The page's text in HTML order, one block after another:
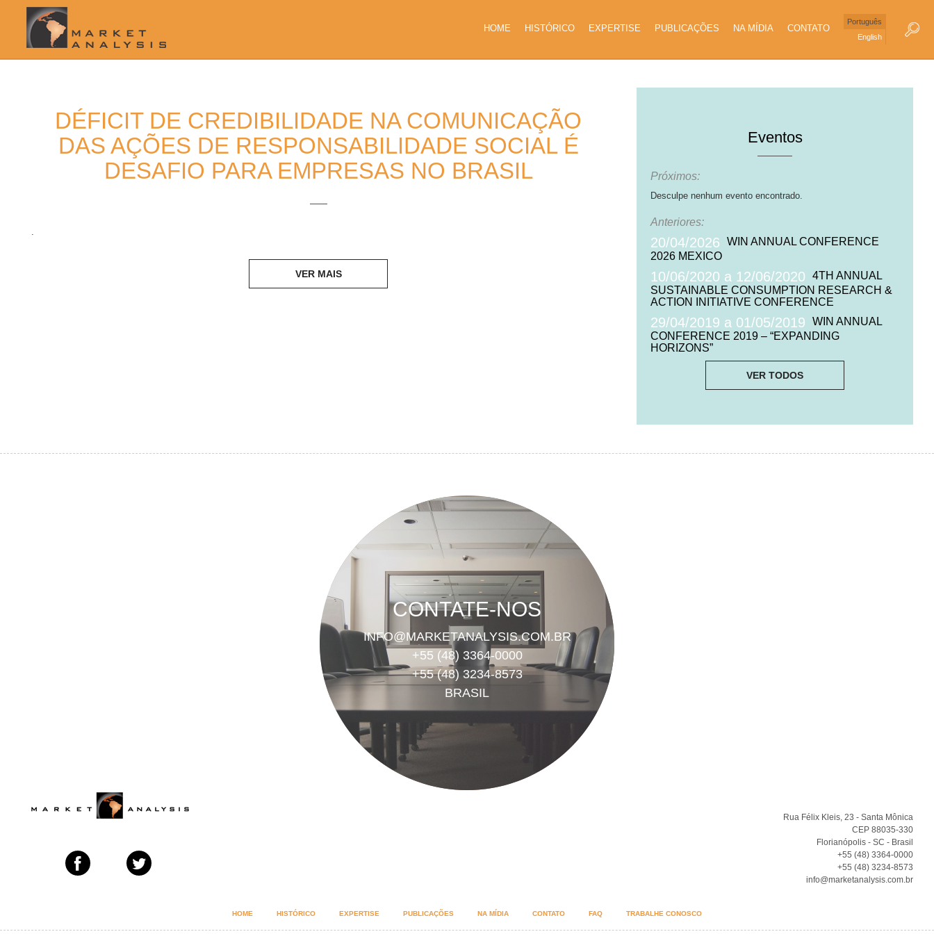
Português
English
HOME HISTÓRICO EXPERTISE PUBLICAÇÕES NA MÍDIA CONTATO
DÉFICIT DE CREDIBILIDADE NA COMUNICAÇÃO
DAS AÇÕES DE RESPONSABILIDADE SOCIAL É
DESAFIO PARA EMPRESAS NO BRASIL
.
VER MAIS
Eventos
Próximos:
Desculpe nenhum evento encontrado.
Anteriores:
20/04/2026
WIN ANNUAL CONFERENCE
2026 MEXICO
10/06/2020 a 12/06/2020
4TH ANNUAL
SUSTAINABLE CONSUMPTION RESEARCH &
ACTION INITIATIVE CONFERENCE
29/04/2019 a 01/05/2019
WIN ANNUAL
CONFERENCE 2019 – “EXPANDING
HORIZONS”
VER TODOS
CONTATE-NOS
INFO@MARKETANALYSIS.COM.BR
+55 (48) 3364-0000
+55 (48) 3234-8573
BRASIL
Rua Félix Kleis, 23 - Santa Mônica
CEP 88035-330
Florianópolis - SC - Brasil
+55 (48) 3364-0000
+55 (48) 3234-8573
info@marketanalysis.com.br
HOME HISTÓRICO EXPERTISE PUBLICAÇÕES NA MÍDIA CONTATO FAQ TRABALHE CONOSCO